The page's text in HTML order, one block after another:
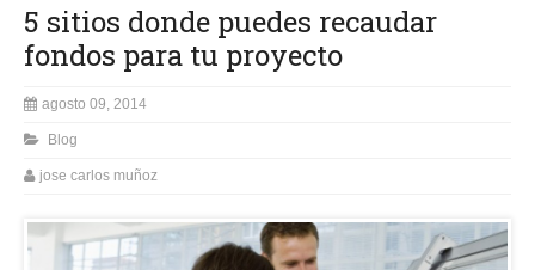
5 sitios donde puedes recaudar
fondos para tu proyecto
agosto 09, 2014
Blog
jose carlos muñoz